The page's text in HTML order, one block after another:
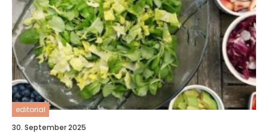
editorial
30. September 2025